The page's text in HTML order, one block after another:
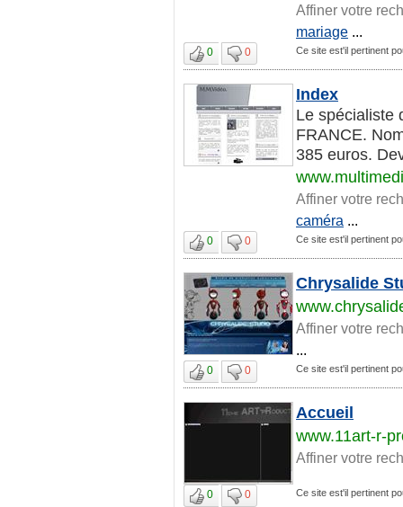
Affiner votre
mariage ...
0 0 Ce site est'il pertinent
Index
Le spécialiste
FRANCE.
385 euros.
Affiner votre
caméra ...
0 0 Ce site est'il pertinent
Chrysalide
Affiner votre
...
0 0 Ce site est'il pertinent
Accueil
www.11art-r-
Affiner votre
0 0 Ce site est'il pertinent